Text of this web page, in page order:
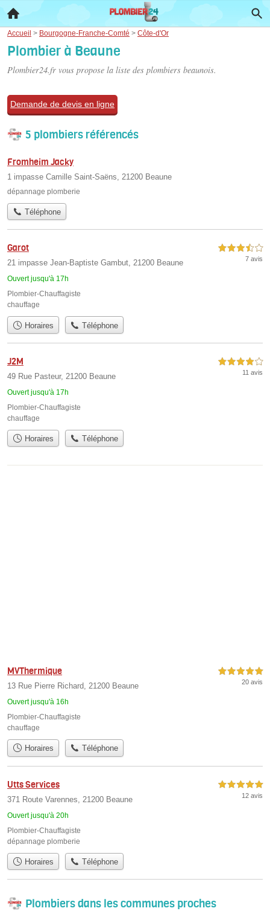
Accueil > Bourgogne-Franche-Comté > Côte-d'Or
Plombier à Beaune
Plombier24.fr vous propose la liste des plombiers beaunois.
Demande de devis en ligne
5 plombiers référencés
Fromheim Jacky
1 impasse Camille Saint-Saëns, 21200 Beaune
dépannage plomberie
Téléphone
Garot
21 impasse Jean-Baptiste Gambut, 21200 Beaune
Ouvert jusqu'à 17h
3,5 étoiles sur 5
7 avis
Plombier-Chauffagiste
chauffage
Horaires Téléphone
J2M
49 Rue Pasteur, 21200 Beaune
Ouvert jusqu'à 17h
4,0 étoiles sur 5
11 avis
Plombier-Chauffagiste
chauffage
Horaires Téléphone
MVThermique
13 Rue Pierre Richard, 21200 Beaune
Ouvert jusqu'à 16h
5,0 étoiles sur 5
20 avis
Plombier-Chauffagiste
chauffage
Horaires Téléphone
Utts Services
371 Route Varennes, 21200 Beaune
Ouvert jusqu'à 20h
5,0 étoiles sur 5
12 avis
Plombier-Chauffagiste
dépannage plomberie
Horaires Téléphone
Plombiers dans les communes proches